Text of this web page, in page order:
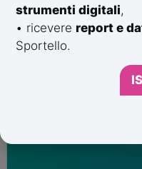
strumenti digitali,
• ricevere report e
Sportello.